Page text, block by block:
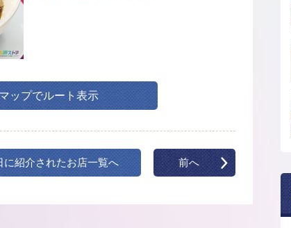
ップでルート表示
に紹介されたお店一覧へ 前へ